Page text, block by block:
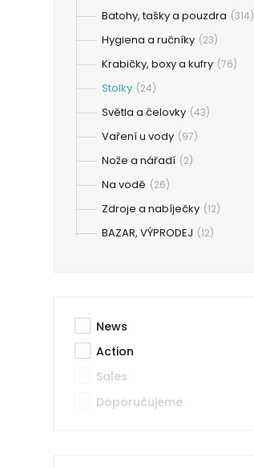
Batohy, tašky a pouzdra (314)
Hygiena a ručníky (23)
Krabičky, boxy a kufry (76)
Stolky (24)
Světla a čelovky (43)
Vaření u vody (97)
Nože a nářadí (2)
Na vodě (26)
Zdroje a nabíječky (12)
BAZAR, VÝPRODEJ (12)
News
Action
Sales
Doporučujeme